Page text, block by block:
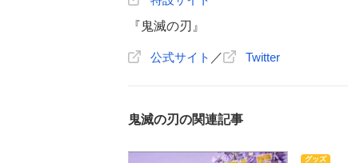
『鬼滅の刃』
公式サイト ／ Twitter
鬼滅の刃の関連記事
グッズ